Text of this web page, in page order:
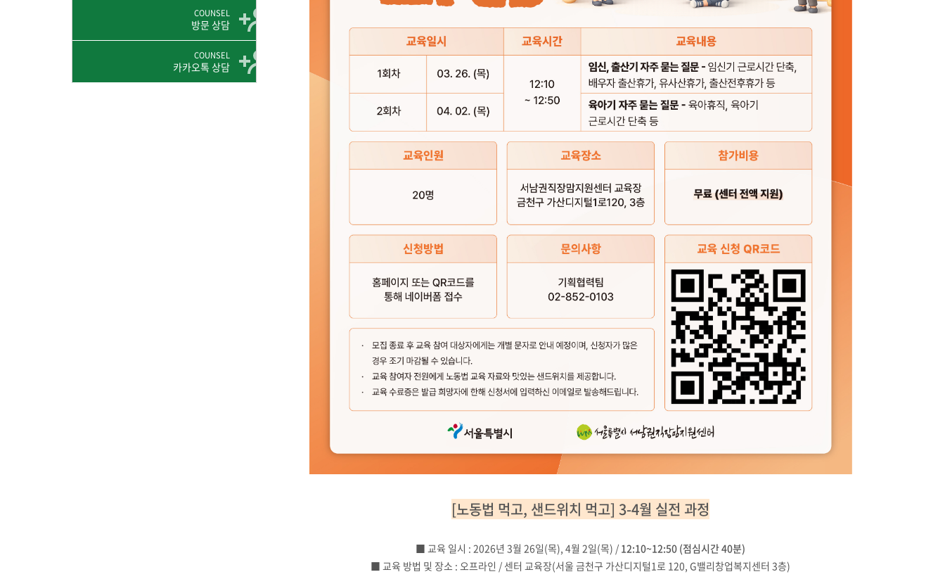
COUNSEL
방문 상담
COUNSEL
카카오톡 상담
[노동법 먹고, 샌드위치 먹고] 3-4월 실전 과정
■ 교육 일시 : 2026년 3월 26일(목), 4월 2일(목) / 12:10~12:50 (점심시간 40분)
■ 교육 방법 및 장소 : 오프라인 / 센터 교육장(서울 금천구 가산디지털1로 120, G밸리창업복지센터 3층)